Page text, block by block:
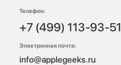
Телефон:
+7 (499) 113-93-51
Электронная почта:
info@applegeeks.ru